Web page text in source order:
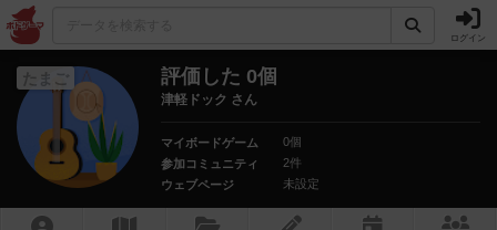
ログイン
たまご 評価した 0個
津軽ドック さん
マイボードゲーム
0個
参加コミュニティ
2件
ウェブページ
未設定